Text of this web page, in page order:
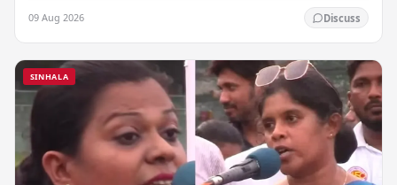
09 Aug 2026 Discuss
SINHALA